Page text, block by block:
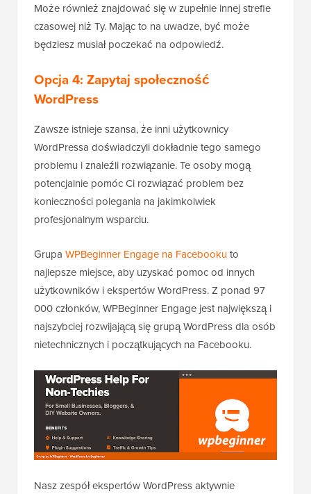
Może również znajdować się w zupełnie innej strefie
czasowej niż Ty. Mając to na uwadze, być może
będziesz musiał poczekać na odpowiedź.
Opcja 4: Zapytaj społeczność
WordPress
Zawsze istnieje szansa, że inni użytkownicy
WordPressa doświadczyli dokładnie tego samego
problemu i znaleźli rozwiązanie. Te osoby mogą
potencjalnie pomóc Ci rozwiązać problem bez
konieczności polegania na jakimkolwiek
profesjonalnym wsparciu.
Grupa WPBeginner Engage na Facebookuto
najlepsze miejsce, aby uzyskać pomoc od innych
użytkowników i ekspertów WordPress. Z ponad 97
000 członków, WPBeginner Engage jest największą i
najszybciej rozwijającą się grupą WordPress dla osób
nietechnicznych i początkujących na Facebooku.
Nasz zespół ekspertów WordPress aktywnie